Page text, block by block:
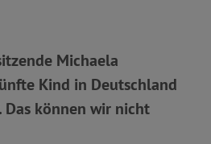
Michaela
Kind in Deutschland
können wir nicht